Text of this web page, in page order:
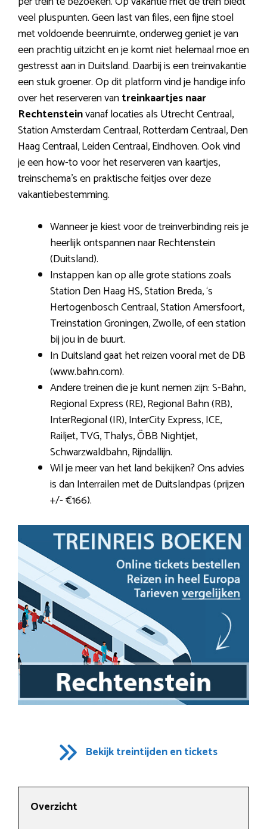
veel pluspunten. Geen last van files, een fijne stoel
met voldoende beenruimte, onderweg geniet je van
een prachtig uitzicht en je komt niet helemaal moe en
gestresst aan in Duitsland. Daarbij is een treinvakantie
een stuk groener. Op dit platform vind je handige info
over het reserveren vantreinkaartjes naar
Rechtensteinvanaf locaties als Utrecht Centraal,
Station Amsterdam Centraal, Rotterdam Centraal, Den
Haag Centraal, Leiden Centraal, Eindhoven. Ook vind
je een how-to voor het reserveren van kaartjes,
treinschema’s en praktische feitjes over deze
vakantiebestemming.
Wanneer je kiest voor de treinverbinding reis je
heerlijk ontspannen naar Rechtenstein
(Duitsland).
Instappen kan op alle grote stations zoals
Station Den Haag HS, Station Breda, ‘s
Hertogenbosch Centraal, Station Amersfoort,
Treinstation Groningen, Zwolle, of een station
bij jou in de buurt.
In Duitsland gaat het reizen vooral met de DB
(www.bahn.com).
Andere treinen die je kunt nemen zijn: S-Bahn,
Regional Express (RE), Regional Bahn (RB),
InterRegional (IR), InterCity Express, ICE,
Railjet, TVG, Thalys, ÖBB Nightjet,
Schwarzwaldbahn, Rijndallijn.
Wil je meer van het land bekijken? Ons advies
is dan Interrailen met de Duitslandpas (prijzen
+/- €166).
Bekijk treintijden en tickets
Overzicht